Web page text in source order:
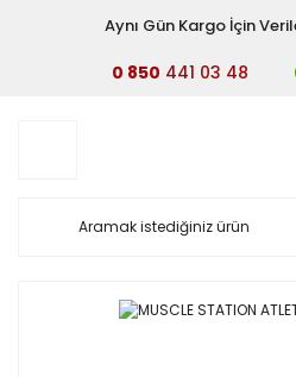
Aynı Gün Kargo İçin
0 850 441 03 48